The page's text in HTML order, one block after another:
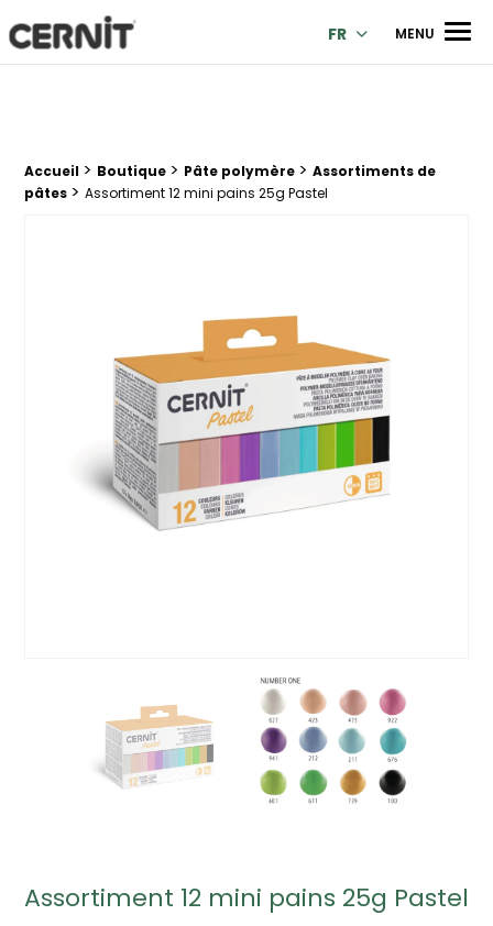
Cernit Une qualité haut de gamme pour des créations
FR MENU
Fil d'Ariane :
Accueil > Boutique > Pâte polymère > Assortiments de
pâtes > Assortiment 12 mini pains 25g Pastel
Assortiment 12 mini pains 25g Pastel